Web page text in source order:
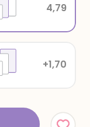
+1,70
4,79